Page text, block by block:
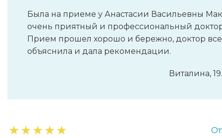
Была на приеме у Анастасии Васильевны
очень приятный и профессиональный
Прием прошел хорошо и бережно, доктор все
объяснила и дала рекомендации.
Виталина,
★★★★★